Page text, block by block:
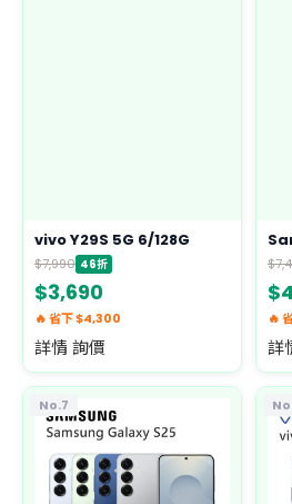
vivo Y29S 5G 6/128G
$7,990 46折
$3,690
🔥 省下 $4,300
詳情 詢價
🔥
詳
No.7